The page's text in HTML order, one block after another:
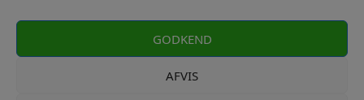
GODKEND
AFVIS